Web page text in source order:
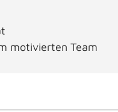
motivierten Team